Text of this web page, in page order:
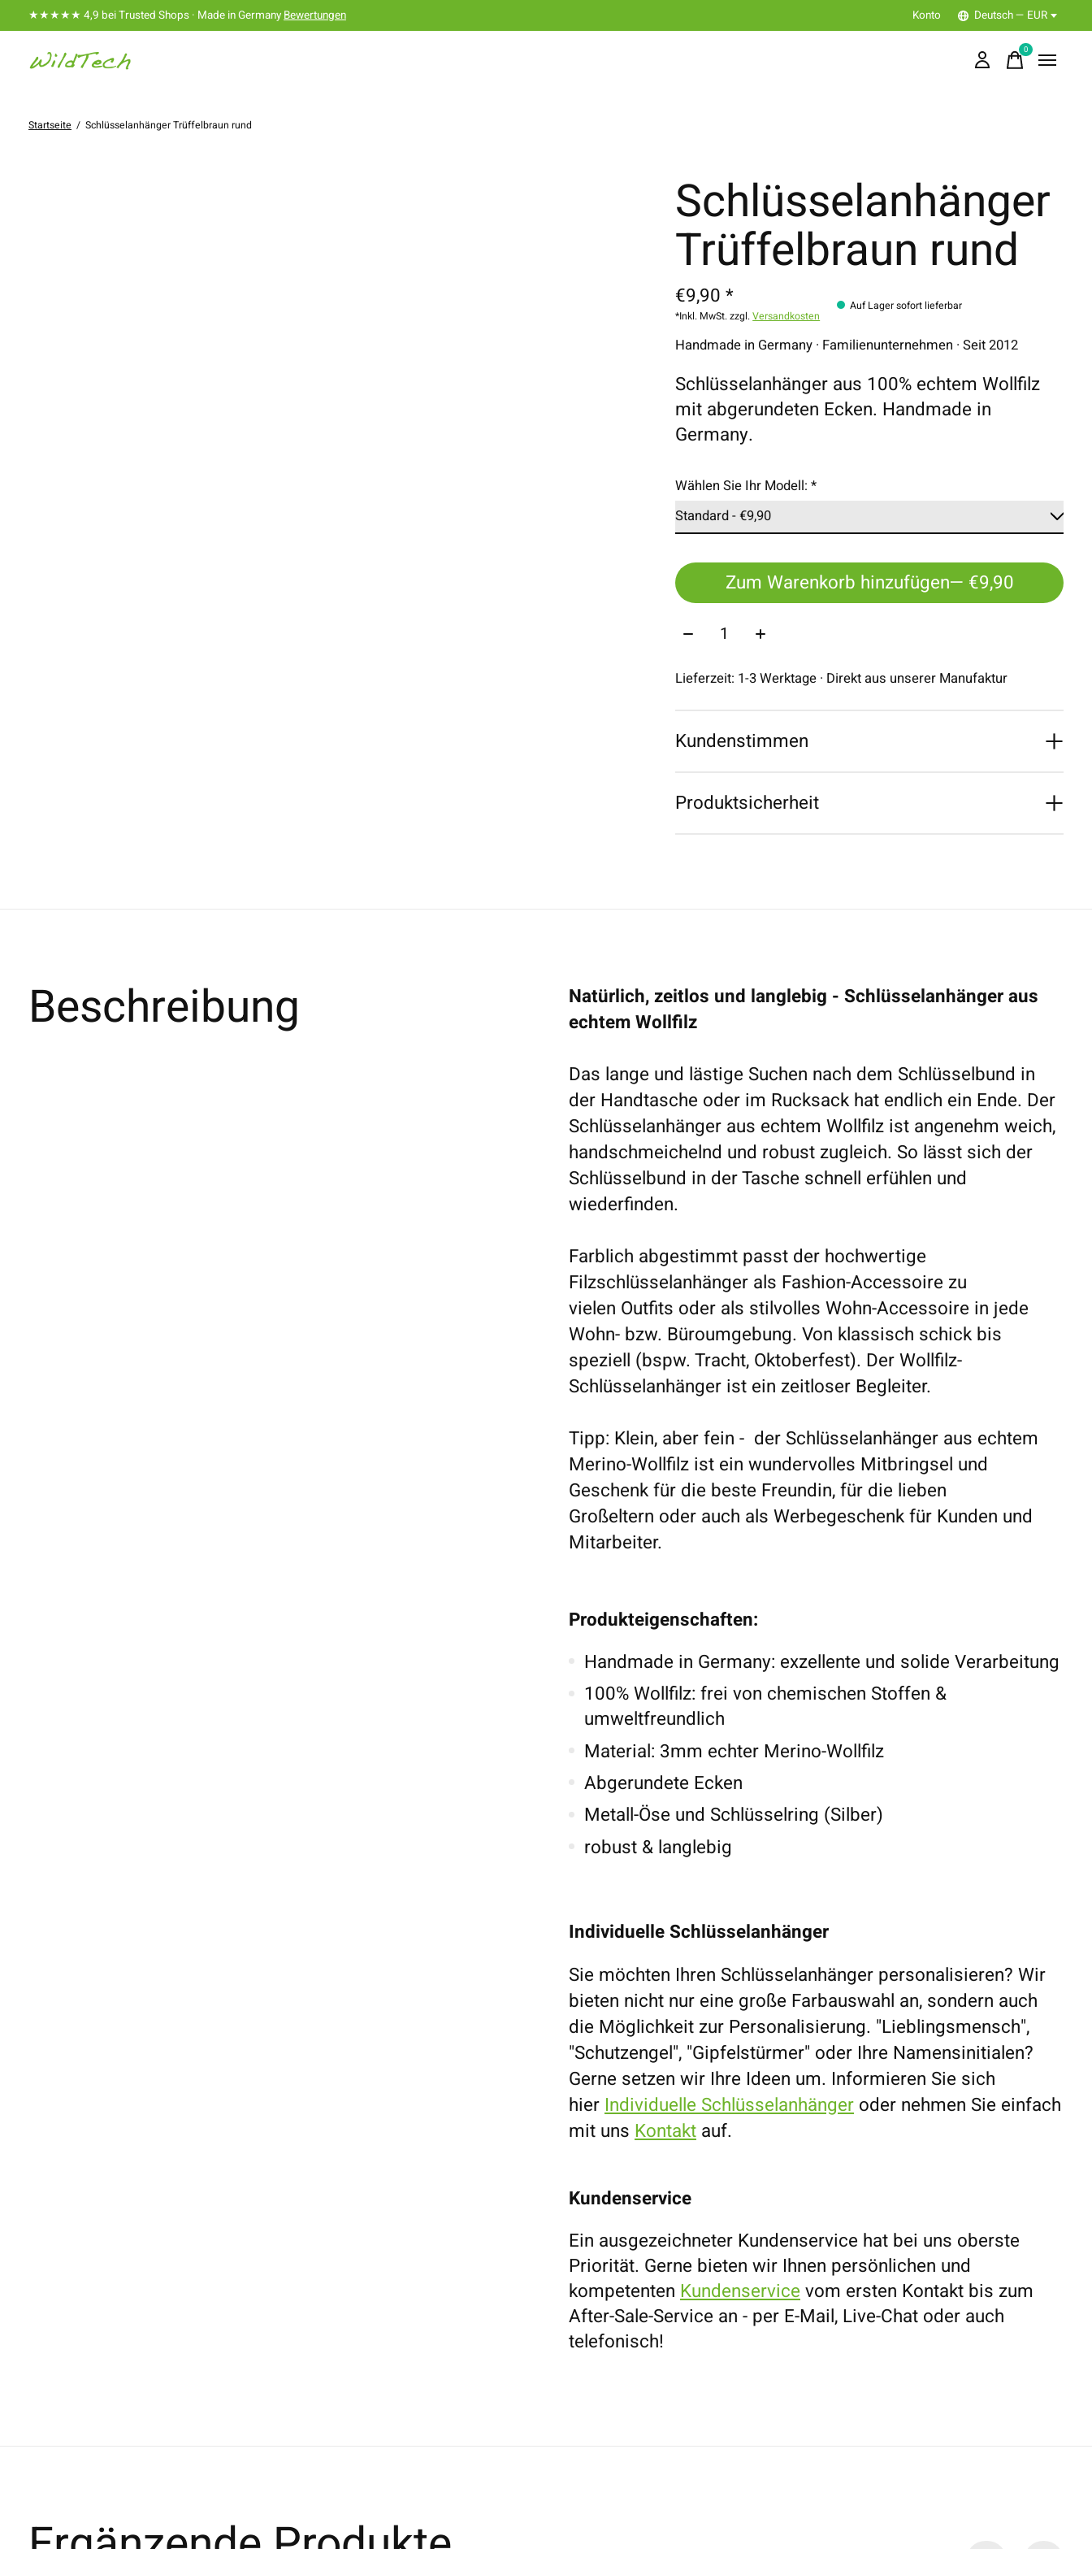
★★★★★ 4,9 bei Trusted Shops · Made in GermanyBewertungen Konto Deutsch — EUR
0items
Startseite / Schlüsselanhänger Trüffelbraun rund
Schlüsselanhänger
Trüffelbraun rund
€9,90 *
*Inkl. MwSt. zzgl.Versandkosten
Auf Lager sofort lieferbar
Handmade in Germany · Familienunternehmen · Seit 2012
Schlüsselanhänger aus 100% echtem Wollfilz
mit abgerundeten Ecken. Handmade in
Germany.
Wählen Sie Ihr Modell:*
Zum Warenkorb hinzufügen
— €9,90
Menge:
Lieferzeit: 1-3 Werktage · Direkt aus unserer Manufaktur
Kundenstimmen
Produktsicherheit
Beschreibung
Natürlich, zeitlos und langlebig - Schlüsselanhänger aus
echtem Wollfilz
Das lange und lästige Suchen nach dem Schlüsselbund in
der Handtasche oder im Rucksack hat endlich ein Ende. Der
Schlüsselanhänger aus echtem Wollfilz ist angenehm weich,
handschmeichelnd und robust zugleich. So lässt sich der
Schlüsselbund in der Tasche schnell erfühlen und
wiederfinden.
Farblich abgestimmt passt der hochwertige
Filzschlüsselanhänger als Fashion-Accessoire zu
vielen Outfits oder als stilvolles Wohn-Accessoire in jede
Wohn- bzw. Büroumgebung. Von klassisch schick bis
speziell (bspw. Tracht, Oktoberfest). Der Wollfilz-
Schlüsselanhänger ist ein zeitloser Begleiter.
Tipp: Klein, aber fein - der Schlüsselanhänger aus echtem
Merino-Wollfilz ist ein wundervolles Mitbringsel und
Geschenk für die beste Freundin, für die lieben
Großeltern oder auch als Werbegeschenk für Kunden und
Mitarbeiter.
Produkteigenschaften:
Handmade in Germany: exzellente und solide Verarbeitung
100% Wollfilz: frei von chemischen Stoffen &
umweltfreundlich
Material: 3mm echter Merino-Wollfilz
Abgerundete Ecken
Metall-Öse und Schlüsselring (Silber)
robust & langlebig
Individuelle Schlüsselanhänger
Sie möchten Ihren Schlüsselanhänger personalisieren? Wir
bieten nicht nur eine große Farbauswahl an, sondern auch
die Möglichkeit zur Personalisierung. "Lieblingsmensch",
"Schutzengel", "Gipfelstürmer" oder Ihre Namensinitialen?
Gerne setzen wir Ihre Ideen um. Informieren Sie sich
hier Individuelle Schlüsselanhängeroder nehmen Sie einfach
mit uns Kontaktauf.
Kundenservice
Ein ausgezeichneter Kundenservice hat bei uns oberste
Priorität. Gerne bieten wir Ihnen persönlichen und
kompetenten Kundenservice vom ersten Kontakt bis zum
After-Sale-Service an - per E-Mail, Live-Chat oder auch
telefonisch!